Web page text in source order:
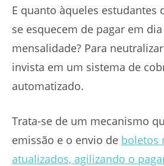
E quanto àqueles estudantes
se esquecem de pagar em
mensalidade? Para
invista em um sistema de
automatizado.
Trata-se de um mecanismo
emissão e o envio de boletos
atualizados, agilizando o